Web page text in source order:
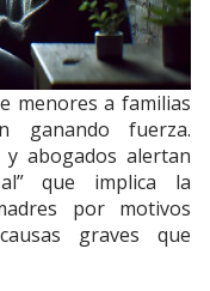
menores a familias
ganando fuerza.
y abogados alertan
que implica la
por motivos
graves que